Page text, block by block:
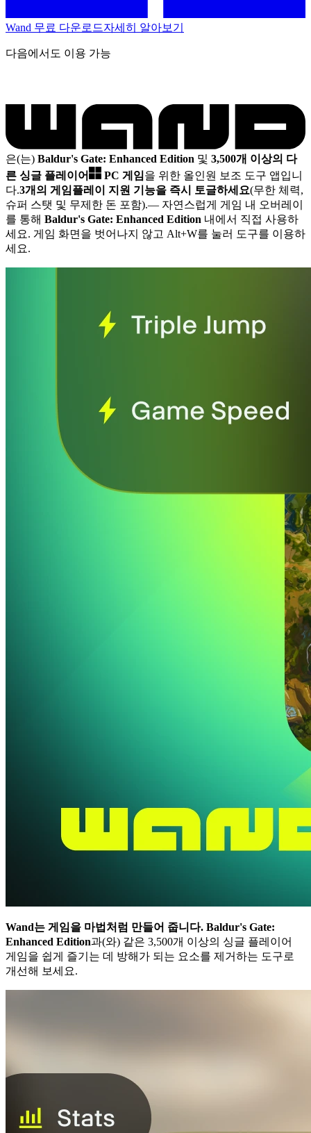
Wand 무료 다운로드자세히 알아보기
다음에서도 이용 가능
은(는) Baldur's Gate: Enhanced Edition 및 3,500개 이상의 다
른 싱글 플레이어
PC 게임을 위한 올인원 보조 도구 앱입니
다.3개의 게임플레이 지원 기능을 즉시 토글하세요(무한 체력,
슈퍼 스탯 및 무제한 돈 포함).— 자연스럽게 게임 내 오버레이
를 통해 Baldur's Gate: Enhanced Edition 내에서 직접 사용하
세요. 게임 화면을 벗어나지 않고 Alt+W를 눌러 도구를 이용하
세요.
Wand는 게임을 마법처럼 만들어 줍니다. Baldur's Gate:
Enhanced Edition과(와) 같은 3,500개 이상의 싱글 플레이어
게임을 쉽게 즐기는 데 방해가 되는 요소를 제거하는 도구로
개선해 보세요.